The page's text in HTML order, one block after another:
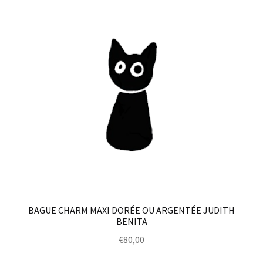
BAGUE CHARM MAXI DORÉE OU ARGENTÉE JUDITH
BENITA
€80,00